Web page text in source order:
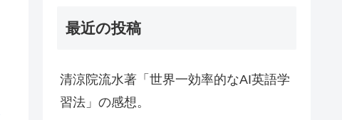
最近の投稿
清涼院流水著「世界一効率的なAI英語学
習法」の感想。